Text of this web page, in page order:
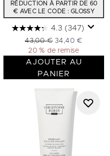
RÉDUCTION À PARTIR DE 60
€ AVEC LE CODE : GLOSSY
4.3 (347)
Prix de vente :
43,00 € Prix ​​actuel :
34,40 €
20 % de remise
AJOUTER AU
PANIER